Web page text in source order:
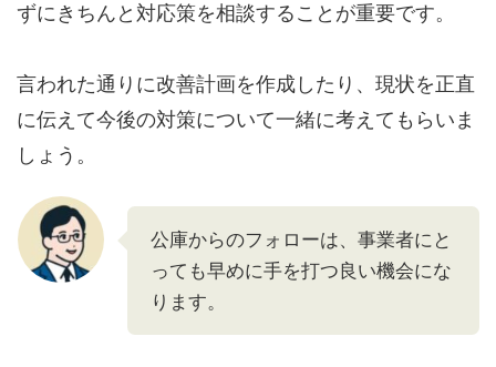
ずにきちんと対応策を相談することが重要です。
言われた通りに改善計画を作成したり、現状を正直
に伝えて今後の対策について一緒に考えてもらいま
しょう。
公庫からのフォローは、事業者にと
っても早めに手を打つ良い機会にな
ります。